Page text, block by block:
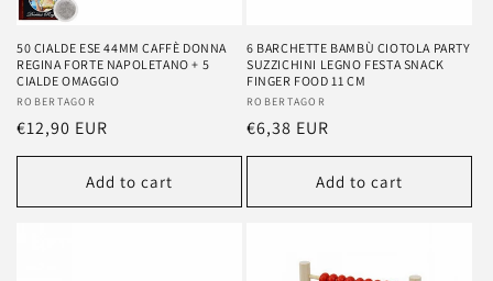
50 CIALDE ESE 44MM CAFFÈ DONNA
REGINA FORTE NAPOLETANO + 5
CIALDE OMAGGIO
Vendor:
ROBERTAGOR
Regular
price
€12,90 EUR
Add to cart
6 BARCHETTE BAMBÙ CIOTOLA PARTY
SUZZICHINI LEGNO FESTA SNACK
FINGER FOOD 11 CM
Vendor:
ROBERTAGOR
Regular
price
€6,38 EUR
Add to cart